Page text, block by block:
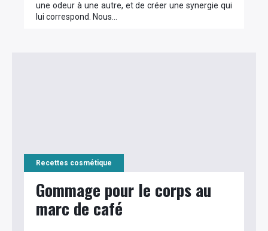
une odeur à une autre, et de créer une synergie qui
lui correspond. Nous…
Recettes cosmétique
Gommage pour le corps au
marc de café